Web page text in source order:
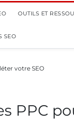
OUTILS ET
SEO
votre SEO
PPC